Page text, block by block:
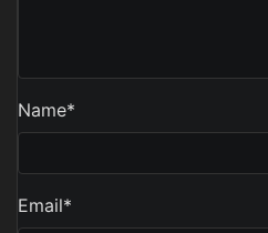
Name*
Email*